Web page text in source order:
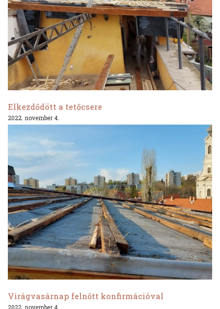
Elkezdődött a tetőcsere
2022. november 4.
Virágvasárnap felnőtt konfirmációval
2022. november 4.